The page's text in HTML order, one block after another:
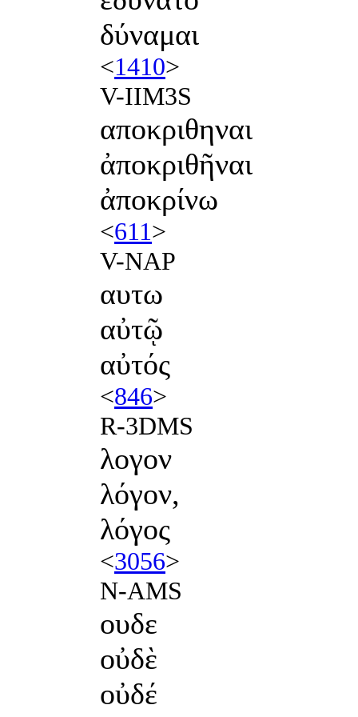
δύναμαι
<1410>
V-IIM3S
αποκριθηναι
ἀποκριθῆναι
ἀποκρίνω
<611>
V-NAP
αυτω
αὐτῷ
αὐτός
<846>
R-3DMS
λογον
λόγον,
λόγος
<3056>
N-AMS
ουδε
οὐδὲ
οὐδέ